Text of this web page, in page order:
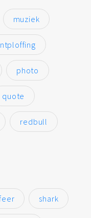
muziek
photo
quote
redbull
shark